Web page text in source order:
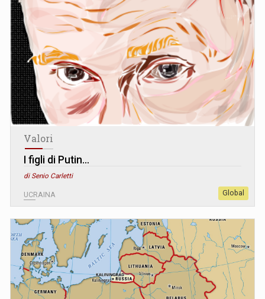
Valori
I figli di Putin…
di Senio Carletti
UCRAINA Global